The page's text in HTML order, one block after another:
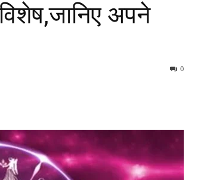
अपने
0